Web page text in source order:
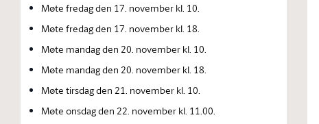
Møte fredag den 17. november kl. 10.
Møte fredag den 17. november kl. 18.
Møte mandag den 20. november kl. 10.
Møte mandag den 20. november kl. 18.
Møte tirsdag den 21. november kl. 10.
Møte onsdag den 22. november kl. 11.00.